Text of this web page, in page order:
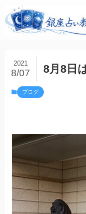
8月8日
2021
8/07
ブログ